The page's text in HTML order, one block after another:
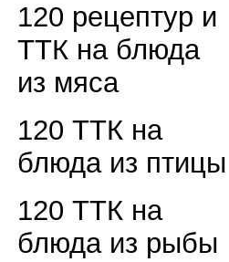
120 рецептур и
ТТК на блюда
из мяса
120 ТТК на
блюда из птицы
120 ТТК на
блюда из рыбы